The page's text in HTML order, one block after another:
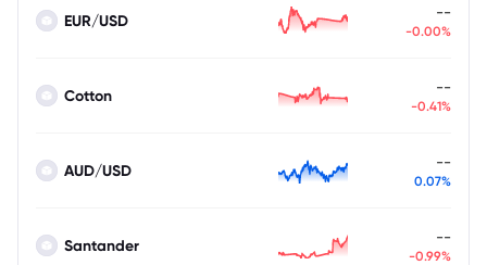
EUR/USD --
-0.00%
Cotton --
-0.41%
AUD/USD --
0.07%
Santander --
-0.99%